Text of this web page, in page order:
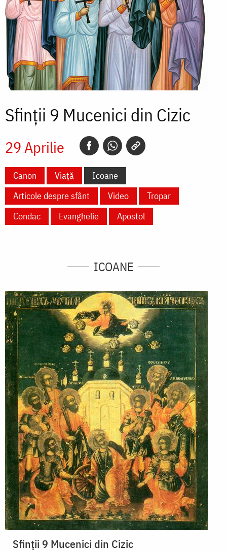
Sfinții 9 Mucenici din Cizic
29 Aprilie
Canon Viață
Icoane
Articole despre sfânt
Video
Tropar
Condac
Evanghelie Apostol
ICOANE
Sfinții 9 Mucenici din Cizic